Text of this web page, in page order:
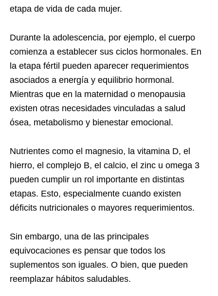
etapa de vida de cada mujer.
Durante la adolescencia, por ejemplo, el cuerpo
comienza a establecer sus ciclos hormonales. En
la etapa fértil pueden aparecer requerimientos
asociados a energía y equilibrio hormonal.
Mientras que en la maternidad o menopausia
existen otras necesidades vinculadas a salud
ósea, metabolismo y bienestar emocional.
Nutrientes como el magnesio, la vitamina D, el
hierro, el complejo B, el calcio, el zinc u omega 3
pueden cumplir un rol importante en distintas
etapas. Esto, especialmente cuando existen
déficits nutricionales o mayores requerimientos.
Sin embargo, una de las principales
equivocaciones es pensar que todos los
suplementos son iguales. O bien, que pueden
reemplazar hábitos saludables.